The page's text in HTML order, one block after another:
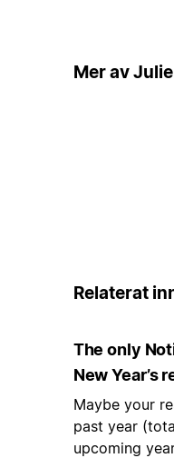
Mer av
Relaterat
The only
New Year’s
Maybe your
past year
upcoming